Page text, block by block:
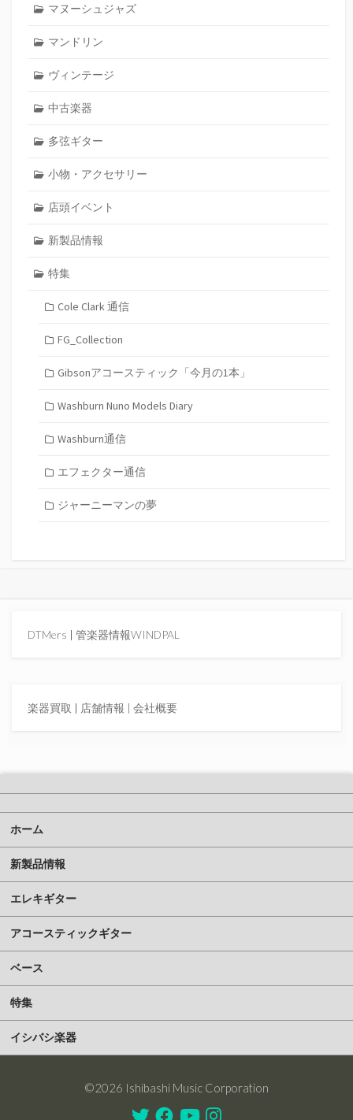
マヌーシュジャズ
マンドリン
ヴィンテージ
中古楽器
多弦ギター
小物・アクセサリー
店頭イベント
新製品情報
特集
Cole Clark 通信
FG_Collection
Gibsonアコースティック「今月の1本」
Washburn Nuno Models Diary
Washburn通信
エフェクター通信
ジャーニーマンの夢
DTMers 管楽器情報WINDPAL
楽器買取 店舗情報 | 会社概要
ホーム
新製品情報
エレキギター
アコースティックギター
ベース
特集
イシバシ楽器
©2026 Ishibashi Music Corporation
TwitterFacebook
YoutubeInstagram